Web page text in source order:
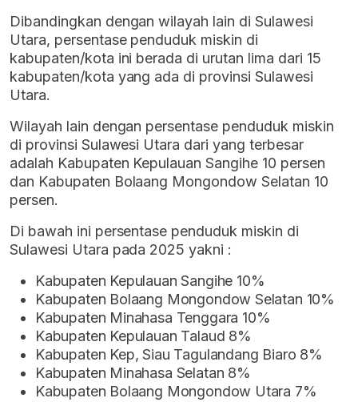
Dibandingkan dengan wilayah lain di Sulawesi
Utara, persentase penduduk miskin di
kabupaten/kota ini berada di urutan lima dari 15
kabupaten/kota yang ada di provinsi Sulawesi
Utara.
Wilayah lain dengan persentase penduduk miskin
di provinsi Sulawesi Utara dari yang terbesar
adalah Kabupaten Kepulauan Sangihe 10 persen
dan Kabupaten Bolaang Mongondow Selatan 10
persen.
Di bawah ini persentase penduduk miskin di
Sulawesi Utara pada 2025 yakni :
Kabupaten Kepulauan Sangihe 10%
Kabupaten Bolaang Mongondow Selatan 10%
Kabupaten Minahasa Tenggara 10%
Kabupaten Kepulauan Talaud 8%
Kabupaten Kep, Siau Tagulandang Biaro 8%
Kabupaten Minahasa Selatan 8%
Kabupaten Bolaang Mongondow Utara 7%